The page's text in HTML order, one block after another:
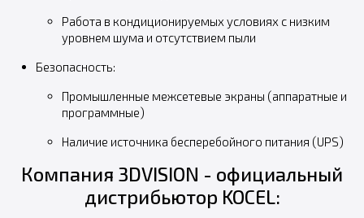
Работа в кондиционируемых условиях с низким
уровнем шума и отсутствием пыли
Безопасность:
Промышленные межсетевые экраны (аппаратные и
программные)
Наличие источника бесперебойного питания (UPS)
Компания 3DVISION - официальный
дистрибьютор KOCEL: